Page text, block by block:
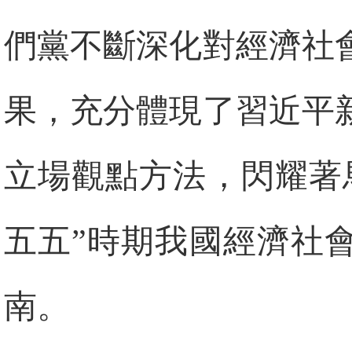
們黨不斷深化對經濟社
果，充分體現了習近平
立場觀點方法，閃耀
五五”時期我國經濟社
南。